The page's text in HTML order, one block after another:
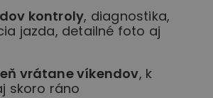
kontroly, diagnostika,
jazda, detailné foto aj
vrátane víkendov, k
skoro ráno